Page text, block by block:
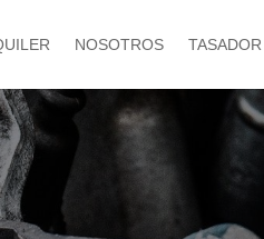
NOSOTROS TASADOR